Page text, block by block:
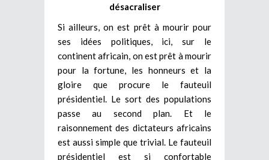
désacraliser
Si ailleurs, on est prêt à mourir pour
ses idées politiques, ici, sur le
continent africain, on est prêt à mourir
pour la fortune, les honneurs et la
gloire que procure le fauteuil
présidentiel. Le sort des populations
passe au second plan. Et le
raisonnement des dictateurs africains
est aussi simple que trivial. Le fauteuil
présidentiel est si confortable